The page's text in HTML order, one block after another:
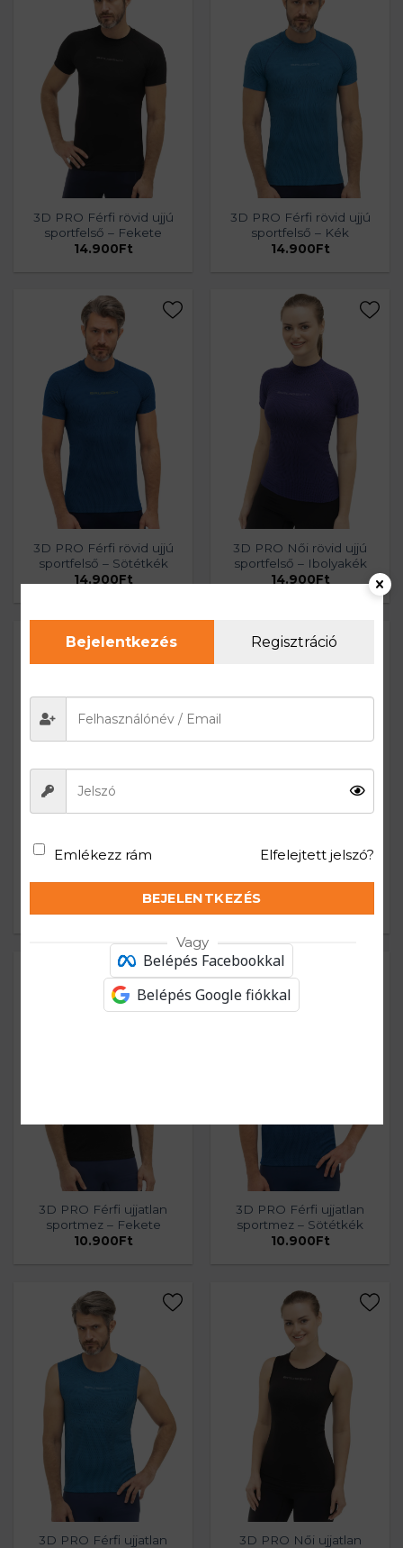
3D PRO Férfi rövid ujjú
sportfelső – Fekete
14.900Ft
3D PRO Férfi rövid ujjú
sportfelső – Kék
14.900Ft
3D PRO Férfi rövid ujjú
sportfelső – Sötétkék
14.900Ft
3D PRO Női rövid ujjú
sportfelső – Ibolyakék
14.900Ft
sportfelső – Fekete
sportfelső – Lila
3D PRO Férfi ujjatlan
sportmez – Fekete
10.900Ft
3D PRO Férfi ujjatlan
sportmez – Sötétkék
10.900Ft
3D PRO Férfi ujjatlan
3D PRO Női ujjatlan
Bejelentkezés Regisztráció
Emlékezz rám Elfelejtett jelszó?
BEJELENTKEZÉS
Vagy
Belépés Facebookkal
Belépés Google fiókkal